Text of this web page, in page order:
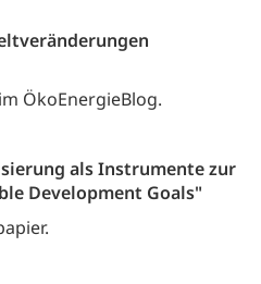
ÖkoEnergieBlog.
als Instrumente zur
Development Goals"